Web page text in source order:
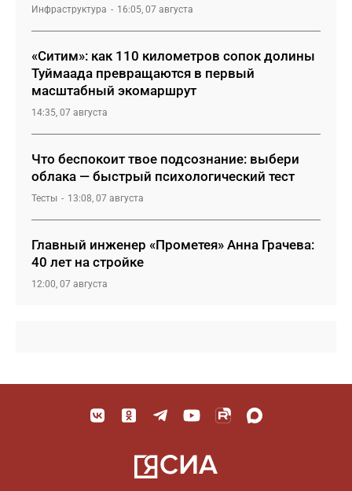
Инфраструктура 16:05, 07 августа
«Ситим»: как 110 километров сопок долины
Туймаада превращаются в первый
масштабный экомаршрут
14:35, 07 августа
Что беспокоит твое подсознание: выбери
облака — быстрый психологический тест
Тесты 13:08, 07 августа
Главный инженер «Прометея» Анна Грачева:
40 лет на стройке
12:00, 07 августа